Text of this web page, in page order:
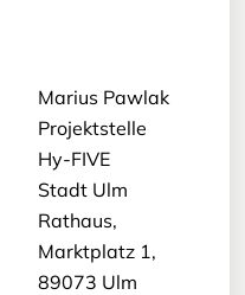
Marius Pawlak
Projektstelle
Hy-FIVE
Stadt Ulm
Rathaus,
Marktplatz 1,
89073 Ulm